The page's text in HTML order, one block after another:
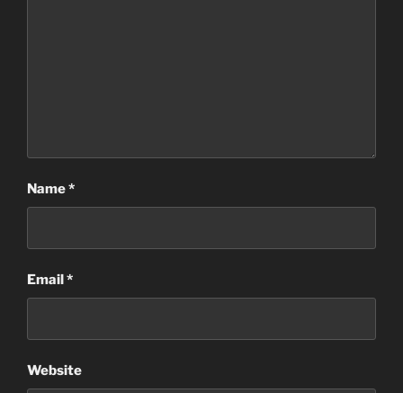
Name*
Email*
Website